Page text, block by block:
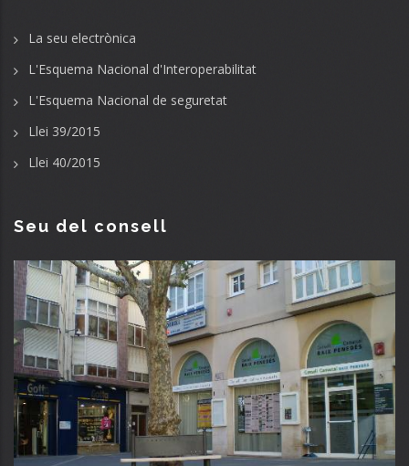
La seu electrònica
L'Esquema Nacional d'Interoperabilitat
L'Esquema Nacional de seguretat
Llei 39/2015
Llei 40/2015
Seu del consell